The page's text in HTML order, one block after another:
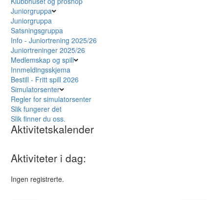
Juniorgruppa
Juniorgruppa
Satsningsgruppa
Info - Juniortrening 2025/26
Juniortreninger 2025/26
Medlemskap og spill
Innmeldingsskjema
Bestill - Fritt spill 2026
Simulatorsenter
Regler for simulatorsenter
Slik fungerer det
Slik finner du oss.
Aktivitetskalender
Aktiviteter i dag:
Ingen registrerte.